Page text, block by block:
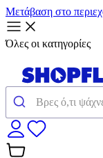
Μετάβαση στο
Όλες οι κατηγορίες